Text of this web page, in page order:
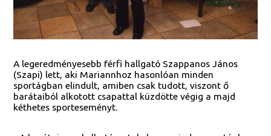
A legeredményesebb férfi hallgató Szappanos János
(Szapi) lett, aki Mariannhoz hasonlóan minden
sportágban elindult, amiben csak tudott, viszont ő
barátaiból alkotott csapattal küzdötte végig a majd
kéthetes sporteseményt.